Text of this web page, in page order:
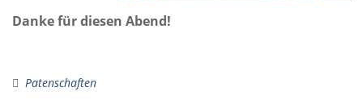
Danke für diesen Abend!
Patenschaften